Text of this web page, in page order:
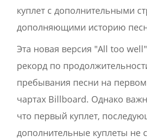
куплет с дополнительными
дополняющими историю
Эта новая версия "All too
рекорд по
пребывания песни на
чартах Billboard. Однако
что первый куплет,
дополнительные куплеты не